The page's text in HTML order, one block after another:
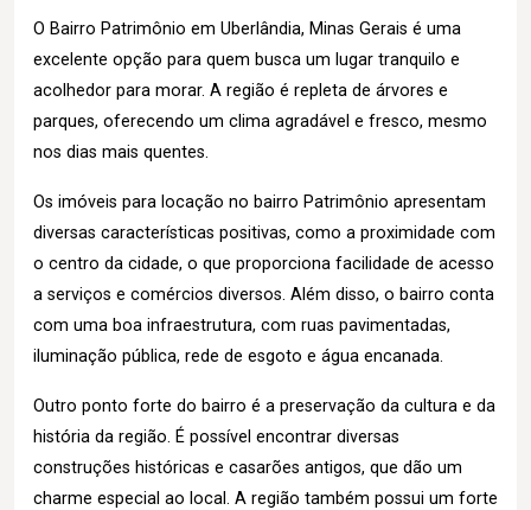
O Bairro Patrimônio em Uberlândia, Minas Gerais é uma
excelente opção para quem busca um lugar tranquilo e
acolhedor para morar. A região é repleta de árvores e
parques, oferecendo um clima agradável e fresco, mesmo
nos dias mais quentes.
Os imóveis para locação no bairro Patrimônio apresentam
diversas características positivas, como a proximidade com
o centro da cidade, o que proporciona facilidade de acesso
a serviços e comércios diversos. Além disso, o bairro conta
com uma boa infraestrutura, com ruas pavimentadas,
iluminação pública, rede de esgoto e água encanada.
Outro ponto forte do bairro é a preservação da cultura e da
história da região. É possível encontrar diversas
construções históricas e casarões antigos, que dão um
charme especial ao local. A região também possui um forte